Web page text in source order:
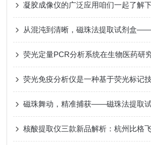
凝胶成像仪的广泛应用咱们一起了解
荧光定量PCR分析系统在生物医药研
荧光免疫分析仪是一种基于荧光标记